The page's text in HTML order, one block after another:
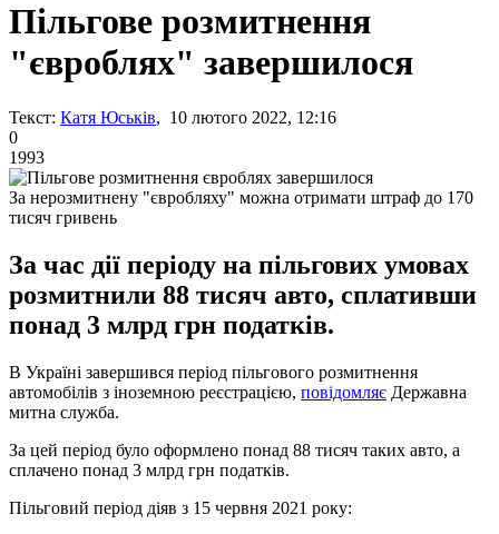
Пільгове розмитнення
"євроблях" завершилося
Текст: Катя Юськів, 10 лютого 2022, 12:16
0
1993
За нерозмитнену "євробляху" можна отримати штраф до 170
тисяч гривень
За час дії періоду на пільгових умовах
розмитнили 88 тисяч авто, сплативши
понад 3 млрд грн податків.
В Україні завершився період пільгового розмитнення
автомобілів з іноземною реєстрацією, повідомляє Державна
митна служба.
За цей період було оформлено понад 88 тисяч таких авто, а
сплачено понад 3 млрд грн податків.
Пільговий період діяв з 15 червня 2021 року: